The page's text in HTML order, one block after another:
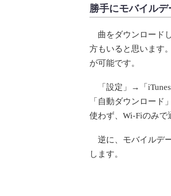
勝手にモバイル
曲をダウンロード
方もいると思います
が可能です。
「設定」→「iTunes
「自動ダウンロード
使わず、Wi-Fiのみで
逆に、モバイルデ
します。